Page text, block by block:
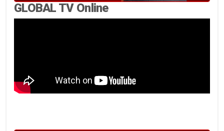
GLOBAL TV Online